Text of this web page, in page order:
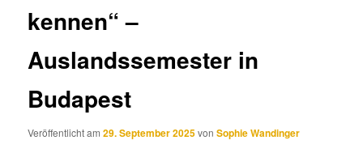
kennen“ –
Auslandssemester in
Budapest
Veröffentlicht am29. September 2025vonSophie Wandinger